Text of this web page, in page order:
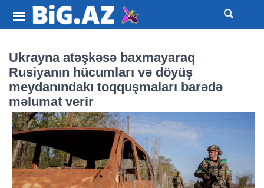
Ukrayna atəşkəsə baxmayaraq
Rusiyanın hücumları və döyüş
meydanındakı toqquşmaları barədə
məlumat verir